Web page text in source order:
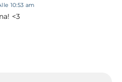
10:53 am
<3